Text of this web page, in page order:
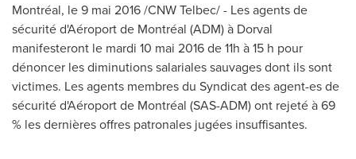
Montréal, le 9 mai 2016 /CNW Telbec/ - Les agents de
sécurité d'Aéroport de Montréal (ADM) à Dorval
manifesteront le mardi 10 mai 2016 de 11h à 15 h pour
dénoncer les diminutions salariales sauvages dont ils sont
victimes. Les agents membres du Syndicat des agent-es de
sécurité d'Aéroport de Montréal (SAS-ADM) ont rejeté à 69
% les dernières offres patronales jugées insuffisantes.